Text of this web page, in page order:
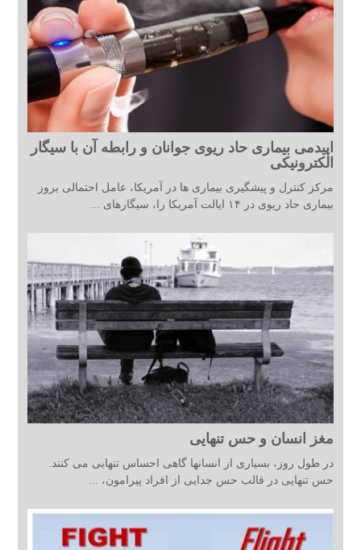
اپیدمی بیماری حاد ریوی جوانان و رابطه آن با سیگار
الکترونیکی
مرکز کنترل و پیشگیری بیماری ها در آمریکا، عامل احتمالی بروز
بیماری حاد ریوی در ۱۴ ایالت آمریکا را، سیگارهای ...
مغز انسان و حس تنهایی
در طول روز، بسیاری از انسانها گاهی احساس تنهایی می کنند.
حس تنهایی در قالب حس جدایی از افراد پیرامون، ...